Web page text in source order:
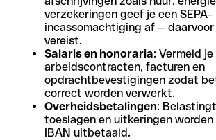
verzekeringen geef je een SEPA-
incassomachtiging af — daarvoor
vereist.
Salaris en honoraria: Vermeld
arbeidscontracten, facturen en
opdrachtbevestigingen zodat
correct worden verwerkt.
Overheidsbetalingen:
toeslagen en uitkeringen
IBAN uitbetaald.